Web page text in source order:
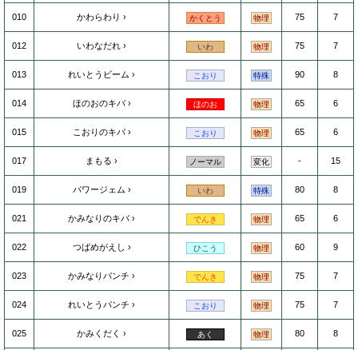
010 かわらわり かくとう 物理 75 7
012 いわなだれ いわ 物理 75 7
013 れいとうビーム こおり 特殊 90 8
014 ほのおのキバ ほのお 物理 65 6
015 こおりのキバ こおり 物理 65 6
017 まもる ノーマル 変化 - 15
019 パワージェム いわ 特殊 80 8
021 かみなりのキバ でんき 物理 65 6
022 つばめがえし ひこう 物理 60 9
023 かみなりパンチ でんき 物理 75 7
024 れいとうパンチ こおり 物理 75 7
025 かみくだく あく 物理 80 8